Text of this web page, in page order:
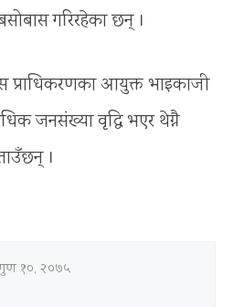
गरिरहेका छन् ।
प्राधिकरणका आयुक्त भाइकाजी
जनसंख्या वृद्धि भएर थेग्नै
।
१०, २०७५